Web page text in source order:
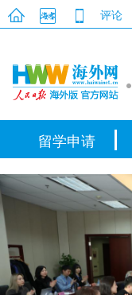
评论
留学申请